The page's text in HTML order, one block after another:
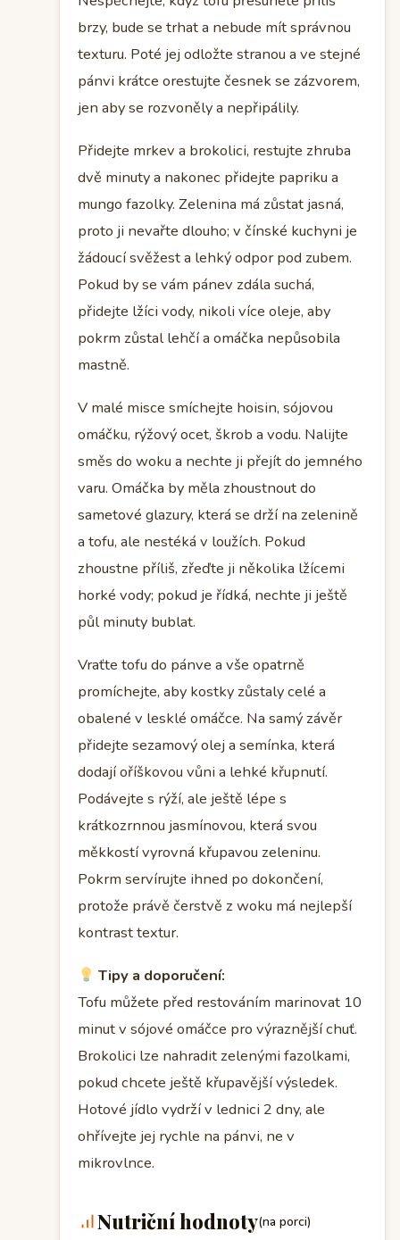
brzy, bude se trhat a nebude mít správnou
texturu. Poté jej odložte stranou a ve stejné
pánvi krátce orestujte česnek se zázvorem,
jen aby se rozvoněly a nepřipálily.
Přidejte mrkev a brokolici, restujte zhruba
dvě minuty a nakonec přidejte papriku a
mungo fazolky. Zelenina má zůstat jasná,
proto ji nevařte dlouho; v čínské kuchyni je
žádoucí svěžest a lehký odpor pod zubem.
Pokud by se vám pánev zdála suchá,
přidejte lžíci vody, nikoli více oleje, aby
pokrm zůstal lehčí a omáčka nepůsobila
mastně.
V malé misce smíchejte hoisin, sójovou
omáčku, rýžový ocet, škrob a vodu. Nalijte
směs do woku a nechte ji přejít do jemného
varu. Omáčka by měla zhoustnout do
sametové glazury, která se drží na zelenině
a tofu, ale nestéká v loužích. Pokud
zhoustne příliš, zřeďte ji několika lžícemi
horké vody; pokud je řídká, nechte ji ještě
půl minuty bublat.
Vraťte tofu do pánve a vše opatrně
promíchejte, aby kostky zůstaly celé a
obalené v lesklé omáčce. Na samý závěr
přidejte sezamový olej a semínka, která
dodají oříškovou vůni a lehké křupnutí.
Podávejte s rýží, ale ještě lépe s
krátkozrnnou jasmínovou, která svou
měkkostí vyrovná křupavou zeleninu.
Pokrm servírujte ihned po dokončení,
protože právě čerstvě z woku má nejlepší
kontrast textur.
Tipy a doporučení:
Tofu můžete před restováním marinovat 10
minut v sójové omáčce pro výraznější chuť.
Brokolici lze nahradit zelenými fazolkami,
pokud chcete ještě křupavější výsledek.
Hotové jídlo vydrží v lednici 2 dny, ale
ohřívejte jej rychle na pánvi, ne v
mikrovlnce.
Nutriční hodnoty(na porci)